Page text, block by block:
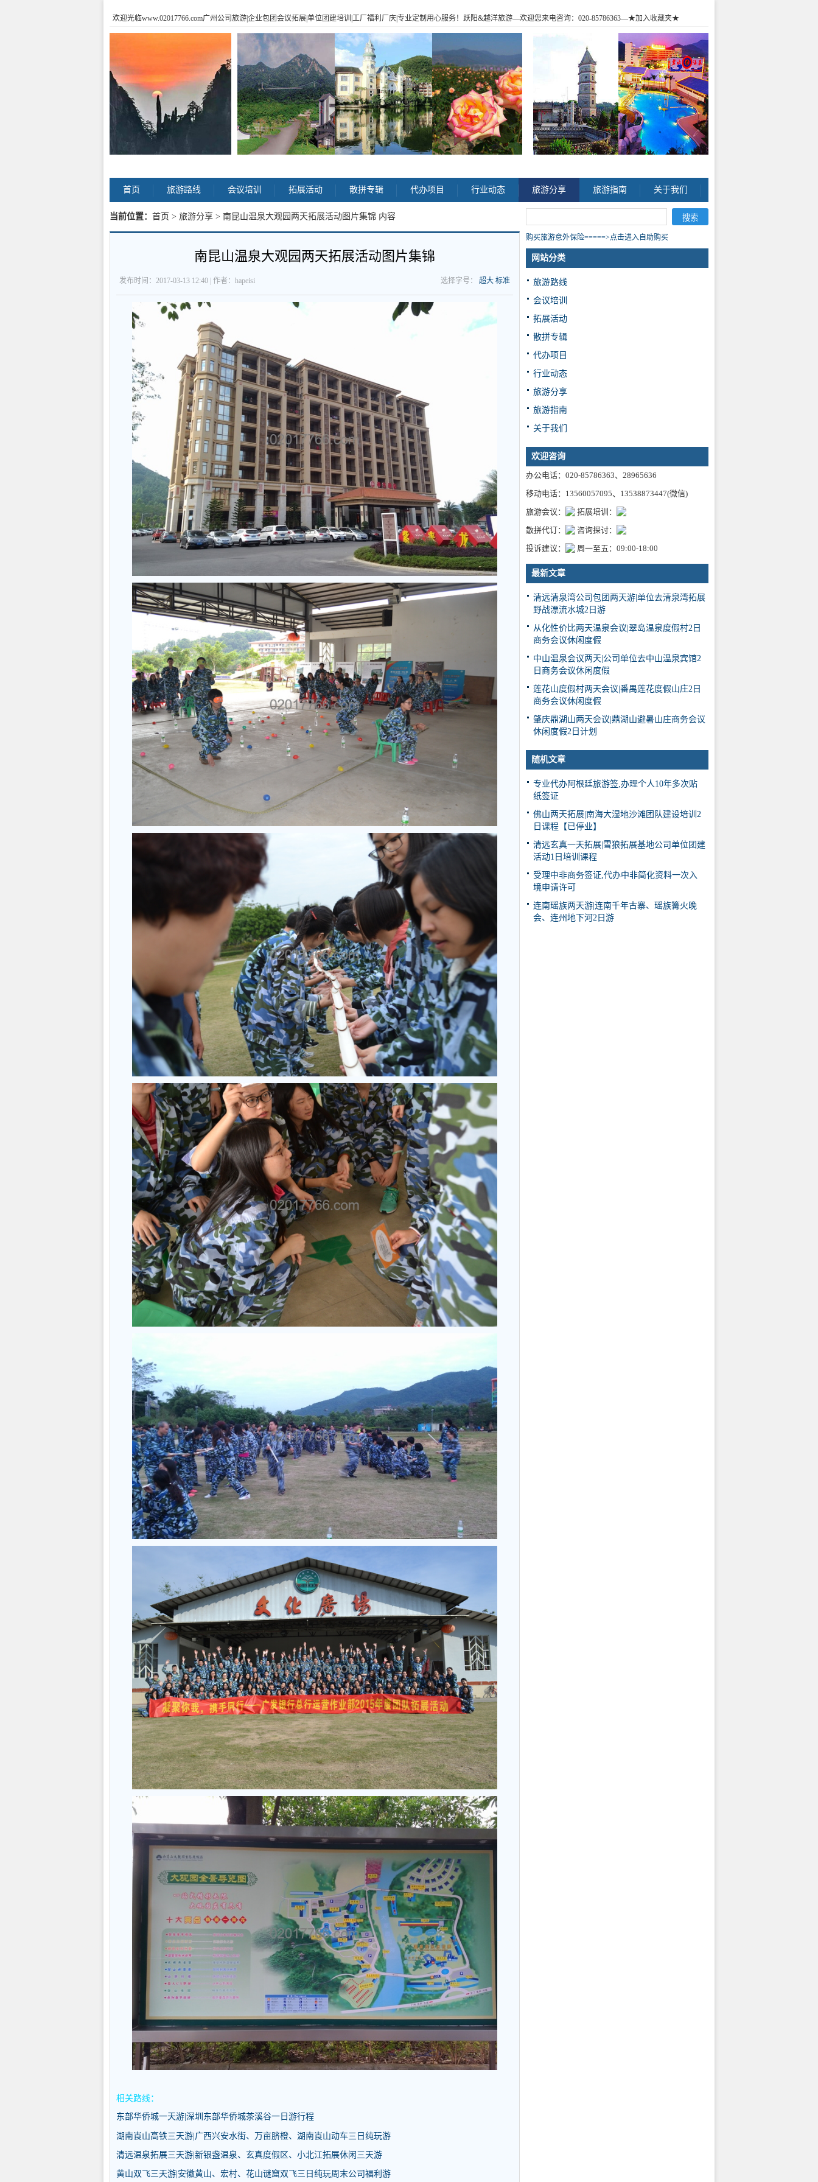
欢迎光临www.02017766.com广州公司旅游|企业包团会议拓展|单位团建培训|工厂福利厂庆|专业定制用心服务！跃阳&越洋旅游—欢迎您来电咨询：020-85786363—★加入收藏夹★
首页 旅游路线 会议培训 拓展活动 散拼专辑 代办项目 行业动态 旅游分享 旅游指南 关于我们
当前位置： 首页 > 旅游分享 > 南昆山温泉大观园两天拓展活动图片集锦 内容
南昆山温泉大观园两天拓展活动图片集锦
选择字号： 超大 标准
发布时间：2017-03-13 12:40 | 作者：hapeisi
相关路线：
东部华侨城一天游|深圳东部华侨城茶溪谷一日游行程
湖南崀山高铁三天游|广西兴安水街、万亩脐橙、湖南崀山动车三日纯玩游
清远温泉拓展三天游|新银盏温泉、玄真度假区、小北江拓展休闲三天游
黄山双飞三天游|安徽黄山、宏村、花山谜窟双飞三日纯玩周末公司福利游
购买旅游意外保险=====>点击进入自助购买
网站分类
旅游路线
会议培训
拓展活动
散拼专辑
代办项目
行业动态
旅游分享
旅游指南
关于我们
欢迎咨询
办公电话：020-85786363、28965636
移动电话：13560057095、13538873447(微信)
旅游会议：
拓展培训：
散拼代订：
咨询探讨：
投诉建议：
周一至五：09:00-18:00
最新文章
清远清泉湾公司包团两天游|单位去清泉湾拓展
野战漂流水城2日游
从化性价比两天温泉会议|翠岛温泉度假村2日
商务会议休闲度假
中山温泉会议两天|公司单位去中山温泉宾馆2
日商务会议休闲度假
莲花山度假村两天会议|番禺莲花度假山庄2日
商务会议休闲度假
肇庆鼎湖山两天会议|鼎湖山避暑山庄商务会议
休闲度假2日计划
随机文章
专业代办阿根廷旅游签,办理个人10年多次贴
纸签证
佛山两天拓展|南海大湿地沙滩团队建设培训2
日课程【已停业】
清远玄真一天拓展|雪狼拓展基地公司单位团建
活动1日培训课程
受理中非商务签证,代办中非简化资料一次入
境申请许可
连南瑶族两天游|连南千年古寨、瑶族篝火晚
会、连州地下河2日游